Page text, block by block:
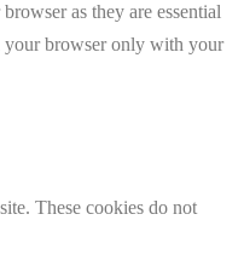
as they are essential
your browser only with your
These cookies do not